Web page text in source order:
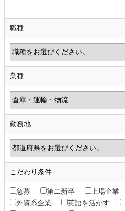
職種
業種
勤務地
こだわり条件
急募 第二新卒 上場企業
外資系企業
英語を活かす